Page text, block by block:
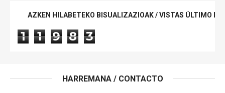
AZKEN HILABETEKO BISUALIZAZIOAK / VISTAS ÚLTIMO
1 1 9 8 3
HARREMANA / CONTACTO